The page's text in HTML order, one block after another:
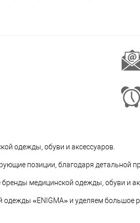
одежды, обуви и аксессуаров.
позиции, благодаря детальной
медицинской одежды, обуви и
«ENIGMA» и уделяем большое